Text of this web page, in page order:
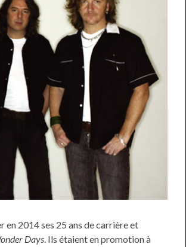
2014 ses 25 ans de carrière et
Days. Ils étaient en promotion à